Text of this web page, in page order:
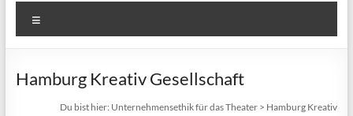
Hamburg Kreativ Gesellschaft
Du bist hier: Unternehmensethik für das Theater > Hamburg Kreativ